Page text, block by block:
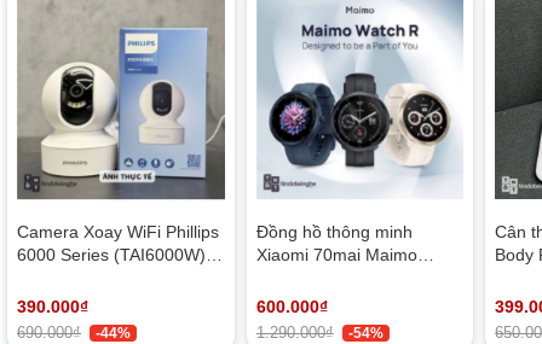
Camera Xoay WiFi Phillips
6000 Series (TAI6000W) |
Thoại 2 chiều, App tiếng
việt
390.000₫
690.000₫ -44%
Đồng hồ thông minh
Xiaomi 70mai Maimo
GPS)
600.000₫
1.290.000₫ -54%
Cân
Body
App,